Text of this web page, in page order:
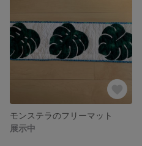
モンステラのフリーマット
展示中